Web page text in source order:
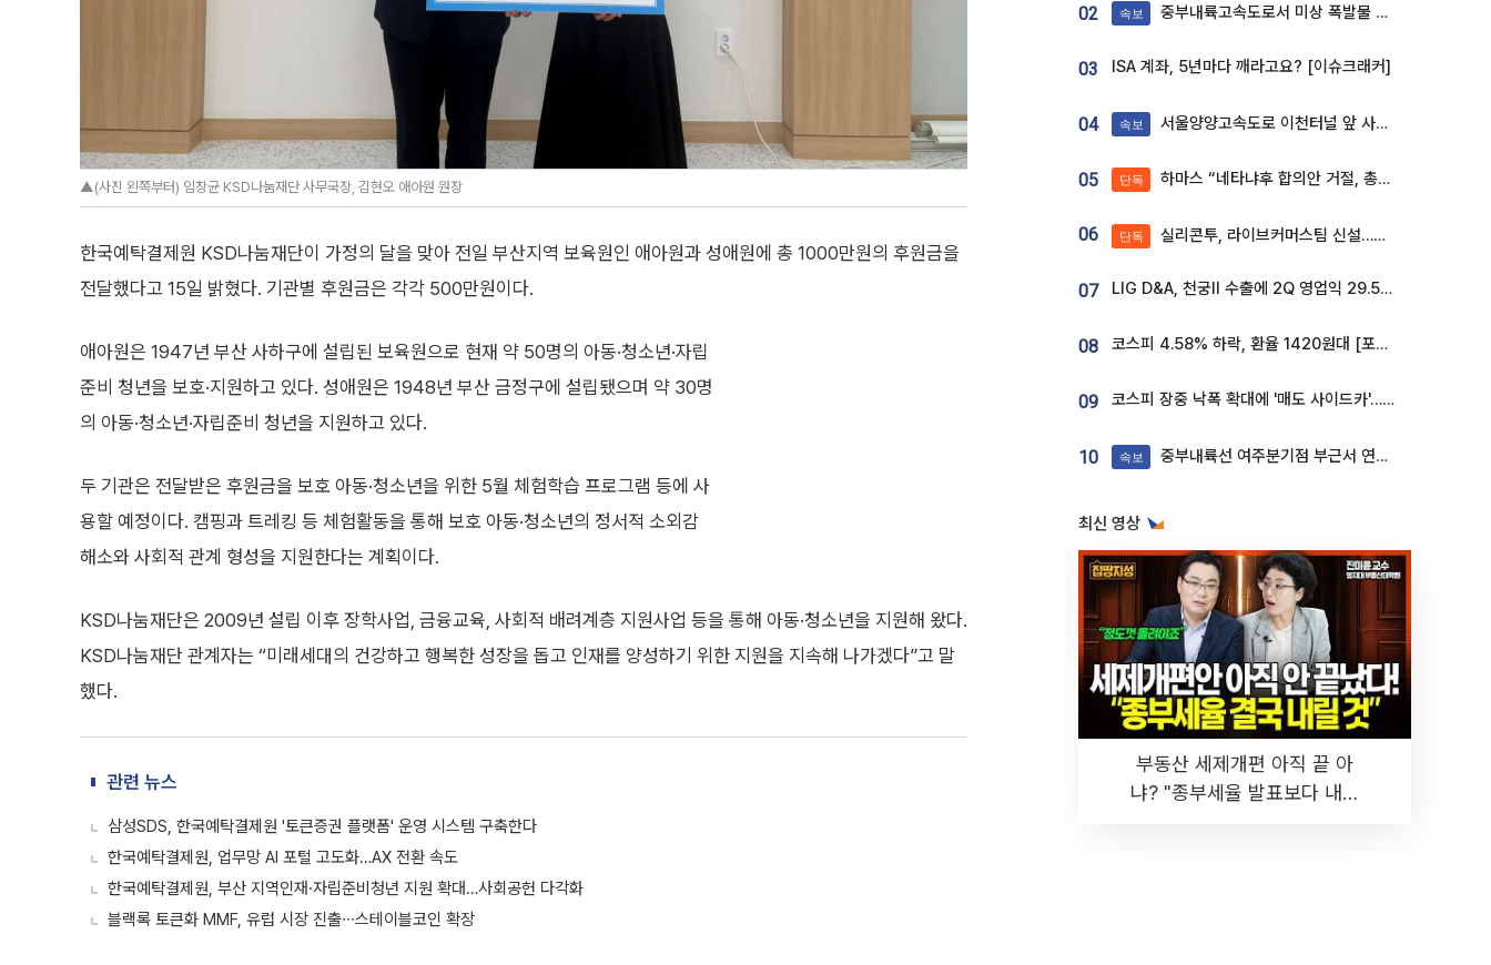
▲(사진 왼쪽부터) 임창균 KSD나눔재단 사무국장, 김현오 애아원 원장
한국예탁결제원 KSD나눔재단이 가정의 달을 맞아 전일 부산지역 보육원인 애아원과 성애원에 총 1000만원의 후원금을
전달했다고 15일 밝혔다. 기관별 후원금은 각각 500만원이다.
애아원은 1947년 부산 사하구에 설립된 보육원으로 현재 약 50명의 아동·청소년·자립
준비 청년을 보호·지원하고 있다. 성애원은 1948년 부산 금정구에 설립됐으며 약 30명
의 아동·청소년·자립준비 청년을 지원하고 있다.
두 기관은 전달받은 후원금을 보호 아동·청소년을 위한 5월 체험학습 프로그램 등에 사
용할 예정이다. 캠핑과 트레킹 등 체험활동을 통해 보호 아동·청소년의 정서적 소외감
해소와 사회적 관계 형성을 지원한다는 계획이다.
KSD나눔재단은 2009년 설립 이후 장학사업, 금융교육, 사회적 배려계층 지원사업 등을 통해 아동·청소년을 지원해 왔다.
KSD나눔재단 관계자는 “미래세대의 건강하고 행복한 성장을 돕고 인재를 양성하기 위한 지원을 지속해 나가겠다”고 말
했다.
관련 뉴스
삼성SDS, 한국예탁결제원 '토큰증권 플랫폼' 운영 시스템 구축한다
한국예탁결제원, 업무망 AI 포털 고도화…AX 전환 속도
한국예탁결제원, 부산 지역인재·자립준비청년 지원 확대…사회공헌 다각화
블랙록 토큰화 MMF, 유럽 시장 진출∙∙∙스테이블코인 확장
02 속보 중부내륙고속도로서 미상 폭발물 발견
03 ISA 계좌, 5년마다 깨라고요? [이슈크래커]
04 속보 서울양양고속도로 이천터널 앞 사고 발생
05 단독 하마스 “네타냐후 합의안 거절, 총선 앞두고 시간 끌기”
06 단독 실리콘투, 라이브커머스팀 신설…K뷰티 ‘글로벌 판매망’ 확대[K뷰티 라방戰]
07 LIG D&A, 천궁Ⅱ 수출에 2Q 영업익 29.5%↑…수주잔고 24.6조 [종합]
08 코스피 4.58% 하락, 환율 1420원대 [포토]
09 코스피 장중 낙폭 확대에 '매도 사이드카'…외인 2.8조'팔자'· 개인 3.1조 '사자'
10 속보 중부내륙선 여주분기점 부근서 연이은 추돌사고 발생
최신 영상
부동산 세제개편 아직 끝 아
냐? "종부세율 발표보다 내릴